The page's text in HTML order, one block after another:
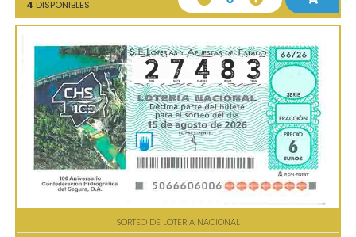
4 DISPONIBLES
SORTEO DE LOTERIA NACIONAL